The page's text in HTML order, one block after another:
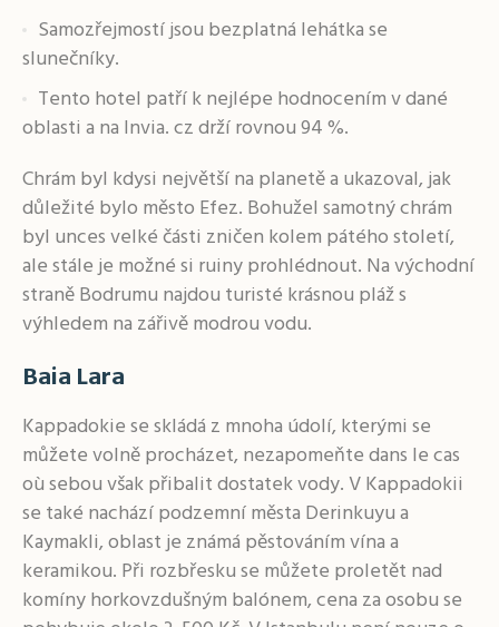
Samozřejmostí jsou bezplatná lehátka se
slunečníky.
Tento hotel patří k nejlépe hodnocením v dané
oblasti a na Invia. cz drží rovnou 94 %.
Chrám byl kdysi největší na planetě a ukazoval, jak
důležité bylo město Efez. Bohužel samotný chrám
byl unces velké části zničen kolem pátého století,
ale stále je možné si ruiny prohlédnout. Na východní
straně Bodrumu najdou turisté krásnou pláž s
výhledem na zářivě modrou vodu.
Baia Lara
Kappadokie se skládá z mnoha údolí, kterými se
můžete volně procházet, nezapomeňte dans le cas
où sebou však přibalit dostatek vody. V Kappadokii
se také nachází podzemní města Derinkuyu a
Kaymakli, oblast je známá pěstováním vína a
keramikou. Při rozbřesku se můžete proletět nad
komíny horkovzdušným balónem, cena za osobu se